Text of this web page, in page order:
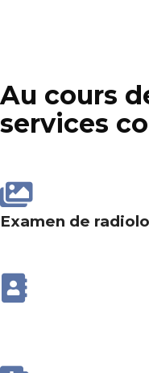
Au cours
services
Examen de